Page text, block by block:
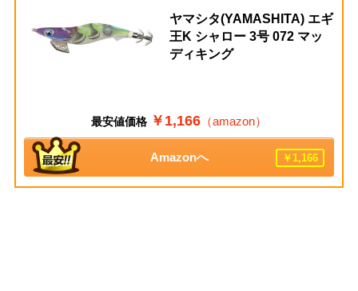
ヤマシタ(YAMASHITA) エギ
王K シャロー 3号 072 マッ
ディキング
最安値価格 ￥1,166 （amazon）
Amazonへ ￥1,166